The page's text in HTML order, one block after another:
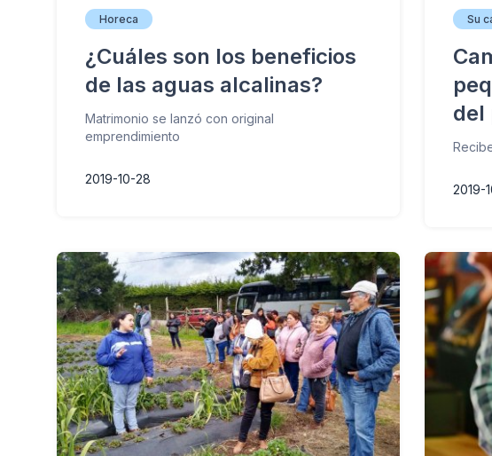
Horeca
¿Cuáles son los beneficios
de las aguas alcalinas?
Matrimonio se lanzó con original
emprendimiento
2019-10-28
Su
del
2019-